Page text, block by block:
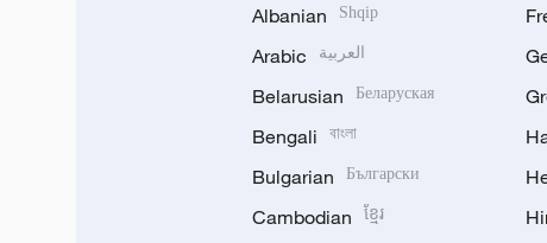
Albanian Shqip
Arabic العربية
Belarusian Беларуская
Bengali বাংলা
Bulgarian Български
Cambodian ខ្មែរ